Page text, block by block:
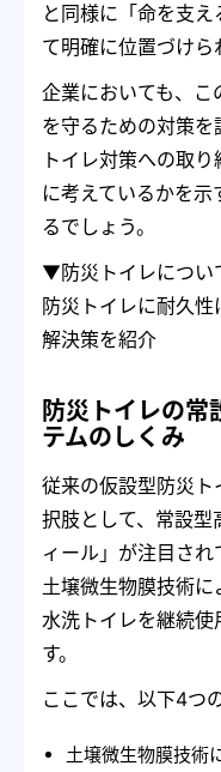
と同様に「命を支
て明確に位置づけら
企業においても、
を守るための対策を
トイレ対策への取
に考えているかを
るでしょう。
▼防災トイレについ
防災トイレに耐久
解決策を紹介
防災トイレの常
テムのしくみ
従来の仮設型防災
択肢として、常設型
ィール」が注目され
土壌微生物膜技術に
水洗トイレを継続
す。
ここでは、以下4つ
土壌微生物膜技術